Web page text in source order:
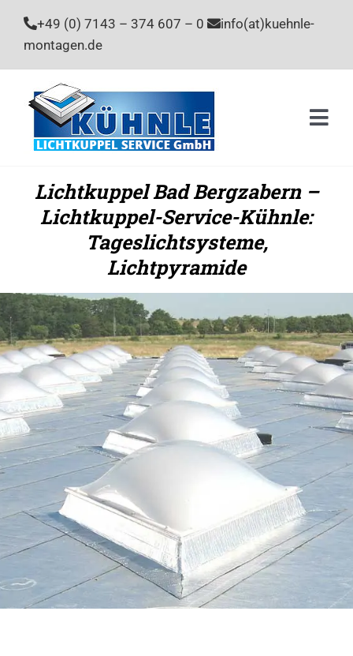
Inhalt
springen
+49 (0) 7143 – 374 607 – 0
info(at)kuehnle-
montagen.de
Lichtkuppel Bad Bergzabern –
Lichtkuppel-Service-Kühnle:
Tageslichtsysteme,
Lichtpyramide